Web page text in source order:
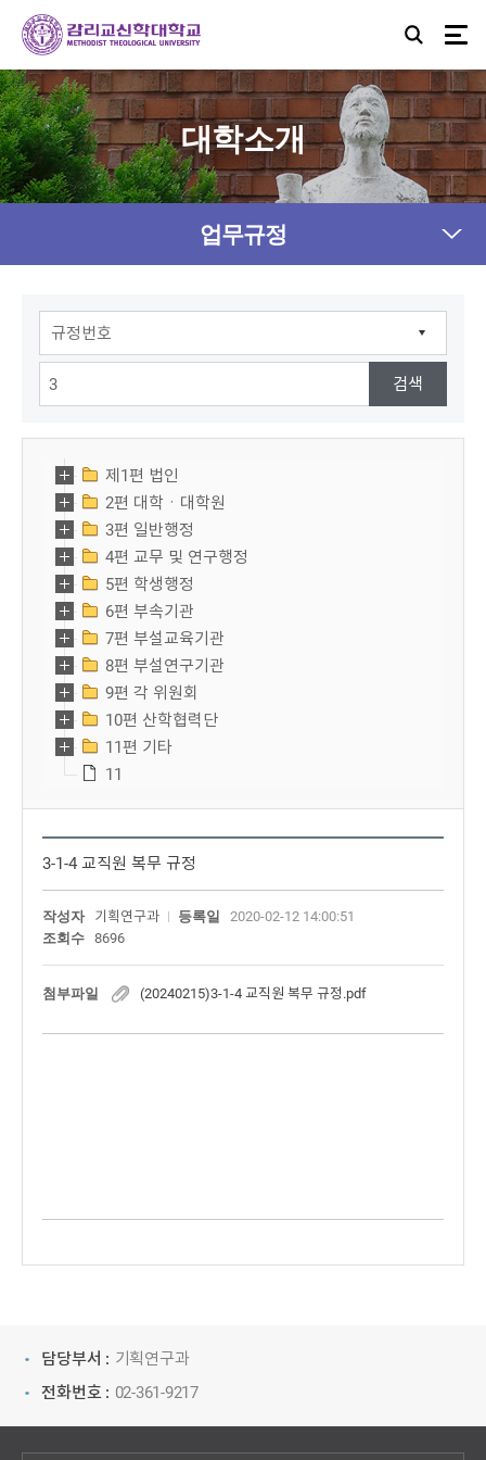
대학소개
업무규정
제1편 법인
2편 대학ㆍ대학원
3편 일반행정
4편 교무 및 연구행정
5편 학생행정
6편 부속기관
7편 부설교육기관
8편 부설연구기관
9편 각 위원회
10편 산학협력단
11편 기타
11
3-1-4 교직원 복무 규정
작성자 기획연구과 등록일
2020-02-12 14:00:51
조회수
8696
첨부파일 (20240215)3-1-4 교직원 복무 규정.pdf
담당부서 : 기획연구과
전화번호 : 02-361-9217